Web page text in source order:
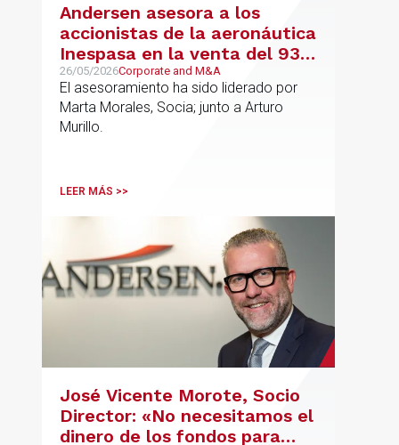
Andersen asesora a los
accionistas de la aeronáutica
Inespasa en la venta del 93%
del capital a un grupo de
inversores
26/05/2026Corporate and M&A
El asesoramiento ha sido liderado por
Marta Morales, Socia; junto a Arturo
Murillo.
LEER MÁS >>
José Vicente Morote, Socio
Director: «No necesitamos el
dinero de los fondos para